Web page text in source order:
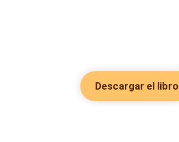
Descargar el libro